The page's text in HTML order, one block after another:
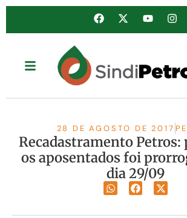
28 DE AGOSTO DE 2017
Recadastramento Petros:
os aposentados foi
dia 29/09